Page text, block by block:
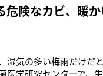
電音痴な人はどうし
危険なカビ、暖
湿気の多い梅雨だけ
医学研究センターで、